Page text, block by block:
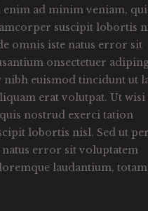
enim ad minim veniam,
suscipit lobortis
omnis iste natus error sit
onsectetuer
euismod tincidunt ut
erat volutpat. Ut wisi
nostrud exerci tation
lobortis nisl. Sed ut
error sit voluptatem
laudantium,